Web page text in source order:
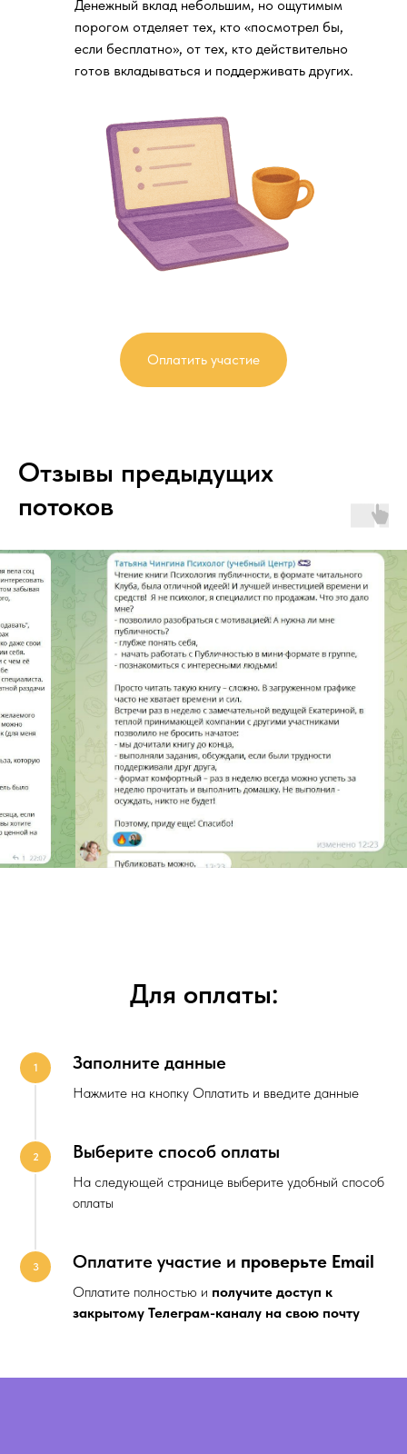
Денежный вклад небольшим, но ощутимым
порогом отделяет тех, кто «посмотрел бы,
если бесплатно», от тех, кто действительно
готов вкладываться и поддерживать других.
Оплатить участие
Отзывы предыдущих
потоков
Для оплаты:
1 Заполните данные
Нажмите на кнопку Оплатить и введите данные
2 Выберите способ оплаты
На следующей странице выберите удобный способ
оплаты
3 Оплатите участие и проверьте Email
Оплатите полностью и получите доступ к
закрытому Телеграм-каналу на свою почту